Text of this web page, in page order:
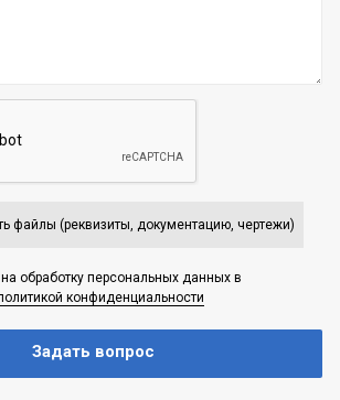
файлы (реквизиты, документацию, чертежи)
обработку персональных данных в
конфиденциальности